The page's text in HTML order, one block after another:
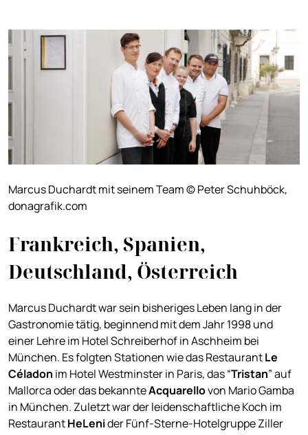
Marcus Duchardt mit seinem Team © Peter Schuhböck,
donagrafik.com
Frankreich, Spanien,
Deutschland, Österreich
Marcus Duchardt war sein bisheriges Leben lang in der
Gastronomie tätig, beginnend mit dem Jahr 1998 und
einer Lehre im Hotel Schreiberhof in Aschheim bei
München. Es folgten Stationen wie das RestaurantLe
Céladon im Hotel Westminster in Paris, das “Tristan” auf
Mallorca oder das bekannteAcquarellovon Mario Gamba
in München. Zuletzt war der leidenschaftliche Koch im
RestaurantHeLenider Fünf-Sterne-Hotelgruppe Ziller